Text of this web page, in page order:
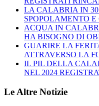
LA CALABRIA IN
SPOPOLAMENTO
ACQUA IN
HA BISOGNO DI
GUARIRE LA
ATTRAVERSO LA
IL PIL DELLA
NEL 2024
Le Altre Notizie